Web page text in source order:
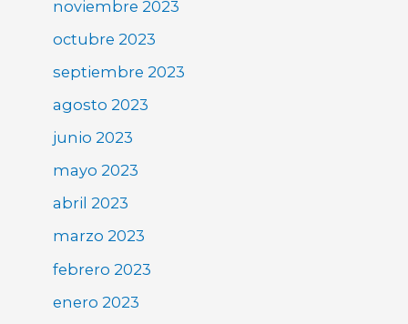
noviembre 2023
octubre 2023
septiembre 2023
agosto 2023
junio 2023
mayo 2023
abril 2023
marzo 2023
febrero 2023
enero 2023